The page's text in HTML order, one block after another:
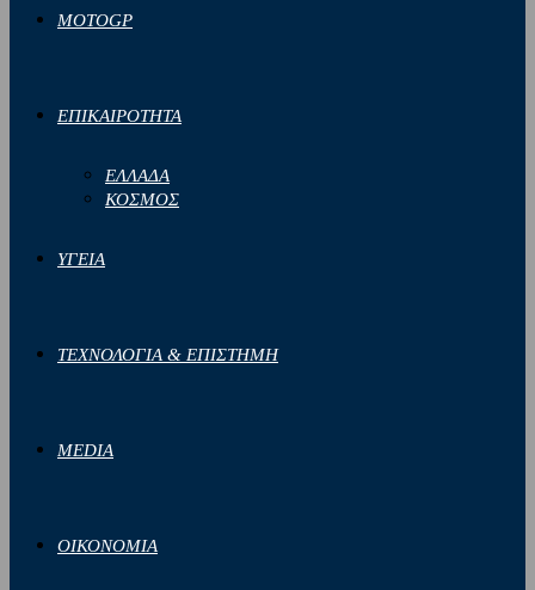
MOTOGP
ΕΠΙΚΑΙΡΟΤΗΤΑ
ΕΛΛΑΔΑ
ΚΟΣΜΟΣ
ΥΓΕΙΑ
ΤΕΧΝΟΛΟΓΙΑ & ΕΠΙΣΤΗΜΗ
MEDIA
ΟΙΚΟΝΟΜΙΑ